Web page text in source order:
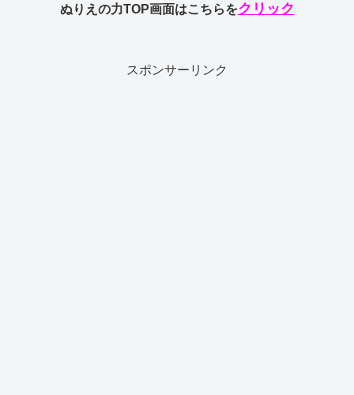
ぬりえの力TOP画面はこちらをクリック
スポンサーリンク